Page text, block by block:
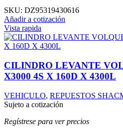
SKU: DZ95319430616
Añadir a cotización
Vista rapida
CILINDRO LEVANTE
X3000 4S X 160D X 4300L
VEHICULO, REPUESTOS
Sujeto a cotización
Regístrese para ver precios